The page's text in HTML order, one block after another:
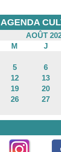
AGENDA
AOÛT
M J
5 6
12 13
19 20
26 27